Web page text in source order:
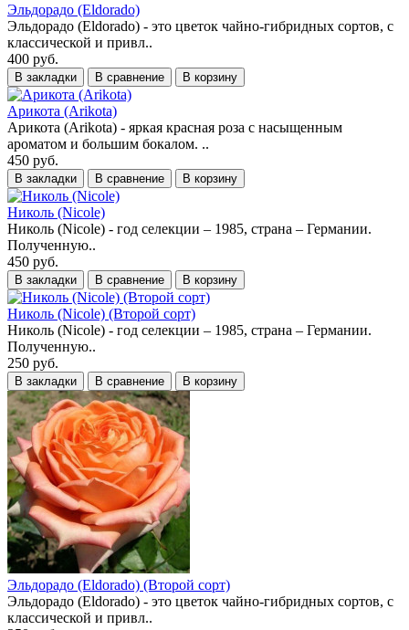
Эльдорадо (Eldorado)
Эльдорадо (Eldorado) - это цветок чайно-гибридных сортов, с
классической и привл..
400 руб.
В закладки В сравнение В корзину
Арикота (Arikota)
Арикота (Arikota) - яркая красная роза с насыщенным
ароматом и большим бокалом. ..
450 руб.
В закладки В сравнение В корзину
Николь (Nicole)
Николь (Nicole) - год селекции – 1985, страна – Германии.
Полученную..
450 руб.
В закладки В сравнение В корзину
Николь (Nicole) (Второй сорт)
Николь (Nicole) - год селекции – 1985, страна – Германии.
Полученную..
250 руб.
В закладки В сравнение В корзину
Эльдорадо (Eldorado) (Второй сорт)
Эльдорадо (Eldorado) - это цветок чайно-гибридных сортов, с
классической и привл..